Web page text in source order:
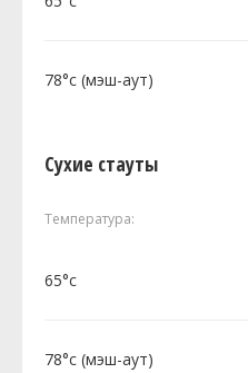
78°c (мэш-аут)
Сухие стауты
Температура:
65°c
78°c (мэш-аут)